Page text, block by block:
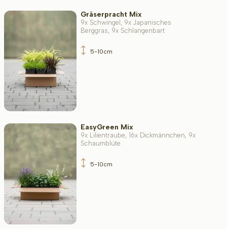
Gräserpracht Mix
9x Schwingel, 9x Japanisches
Berggras, 9x Schlangenbart
5-10cm
EasyGreen Mix
9x Lilientraube, 16x Dickmännchen, 9x
Schaumblüte
5-10cm